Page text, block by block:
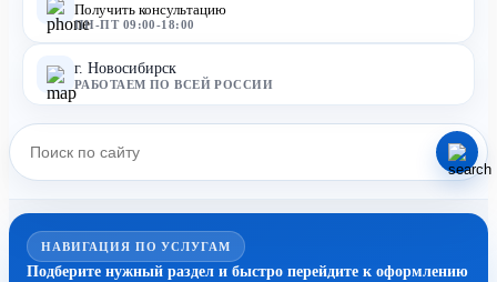
Получить консультацию
ПН-ПТ 09:00-18:00
г. Новосибирск
РАБОТАЕМ ПО ВСЕЙ РОССИИ
НАВИГАЦИЯ ПО УСЛУГАМ
Подберите нужный раздел и быстро перейдите к оформлению